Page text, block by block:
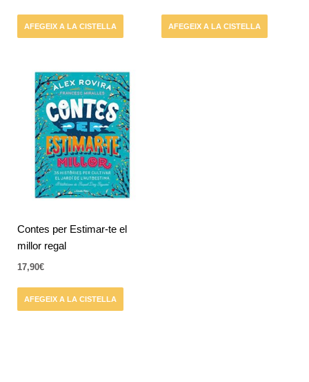
AFEGEIX A LA CISTELLA AFEGEIX A LA CISTELLA
Contes per Estimar-te el
millor regal
17,90€
AFEGEIX A LA CISTELLA